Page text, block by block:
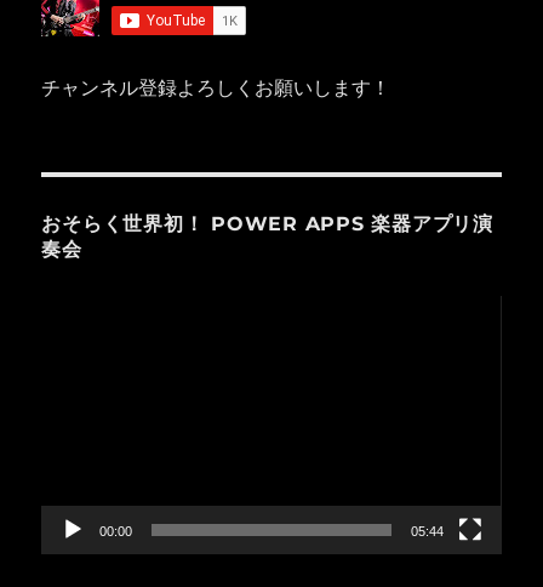
チャンネル登録よろしくお願いします！
おそらく世界初！ POWER APPS 楽器アプリ演
奏会
ー
00:00 05:44